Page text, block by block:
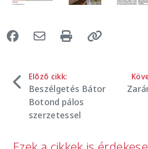
Előző cikk:
Beszélgetés Bátor
Botond pálos
szerzetessel